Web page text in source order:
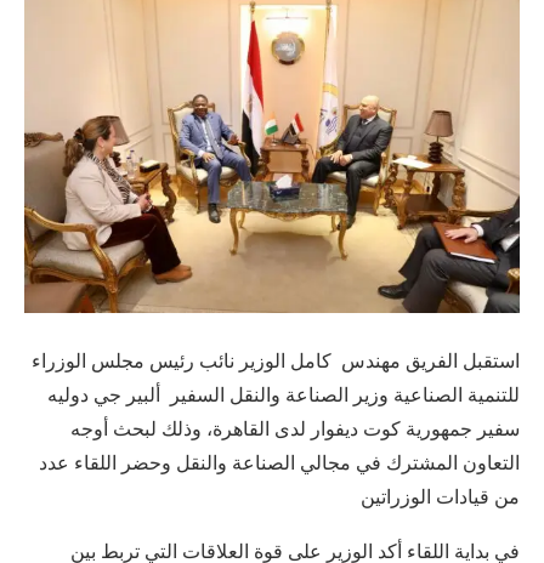
استقبل الفريق مهندس كامل الوزير نائب رئيس مجلس الوزراء
للتنمية الصناعية وزير الصناعة والنقل السفير ألبير جي دوليه
سفير جمهورية كوت ديفوار لدى القاهرة، وذلك لبحث أوجه
التعاون المشترك في مجالي الصناعة والنقل وحضر اللقاء عدد
من قيادات الوزراتين
في بداية اللقاء أكد الوزير على قوة العلاقات التي تربط بين